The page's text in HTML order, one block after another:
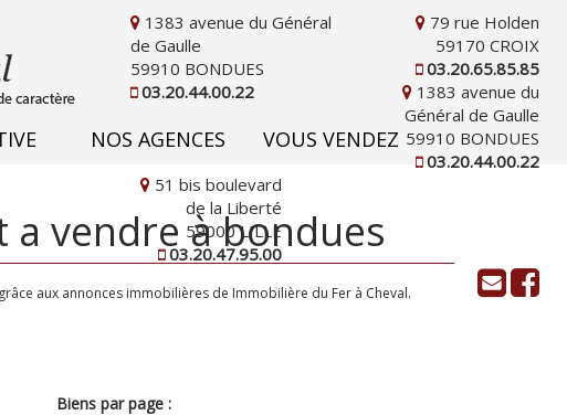
NOS AGENCES VOUS VENDEZ
1383 avenue du Général
de Gaulle
59910 BONDUES
03.20.44.00.22
79 rue Holden
59170 CROIX
03.20.65.85.85
1383 avenue du
Général de Gaulle
59910 BONDUES
03.20.44.00.22
51 bis boulevard
de la Liberté
59000 LILLE
03.20.47.95.00
vendre à bondues
aux annonces immobilières de Immobilière du Fer à Cheval.
Biens par page :